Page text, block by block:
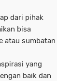
dari pihak
bisa
atau sumbatan
yang
baik dan